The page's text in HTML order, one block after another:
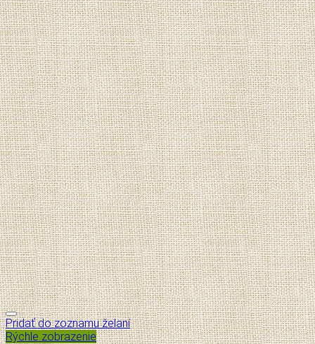
Pridať do zoznamu želaní
Rýchle zobrazenie